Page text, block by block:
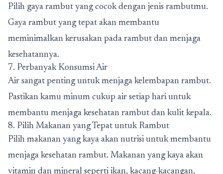
Pilih gaya rambut yang cocok dengan jenis rambutmu.
Gaya rambut yang tepat akan membantu
meminimalkan kerusakan pada rambut dan menjaga
kesehatannya.
7. Perbanyak Konsumsi Air
Air sangat penting untuk menjaga kelembapan rambut.
Pastikan kamu minum cukup air setiap hari untuk
membantu menjaga kesehatan rambut dan kulit kepala.
8. Pilih Makanan yang Tepat untuk Rambut
Pilih makanan yang kaya akan nutrisi untuk membantu
menjaga kesehatan rambut. Makanan yang kaya akan
vitamin dan mineral seperti ikan, kacang-kacangan,